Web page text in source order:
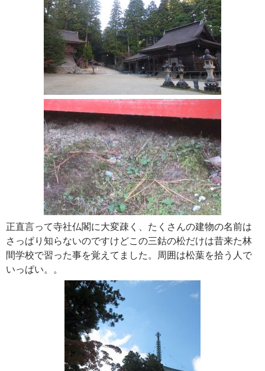
正直言って寺社仏閣に大変疎く、たくさんの建物の名前は
さっぱり知らないのですけどこの三鈷の松だけは昔来た林
間学校で習った事を覚えてました。周囲は松葉を拾う人で
いっぱい。。